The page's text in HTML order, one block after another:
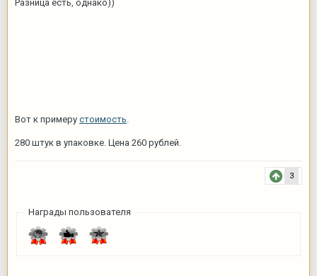
Разница есть, однако))
Вот к примеру стоимость.
280 штук в упаковке. Цена 260 рублей.
3
Награды пользователя